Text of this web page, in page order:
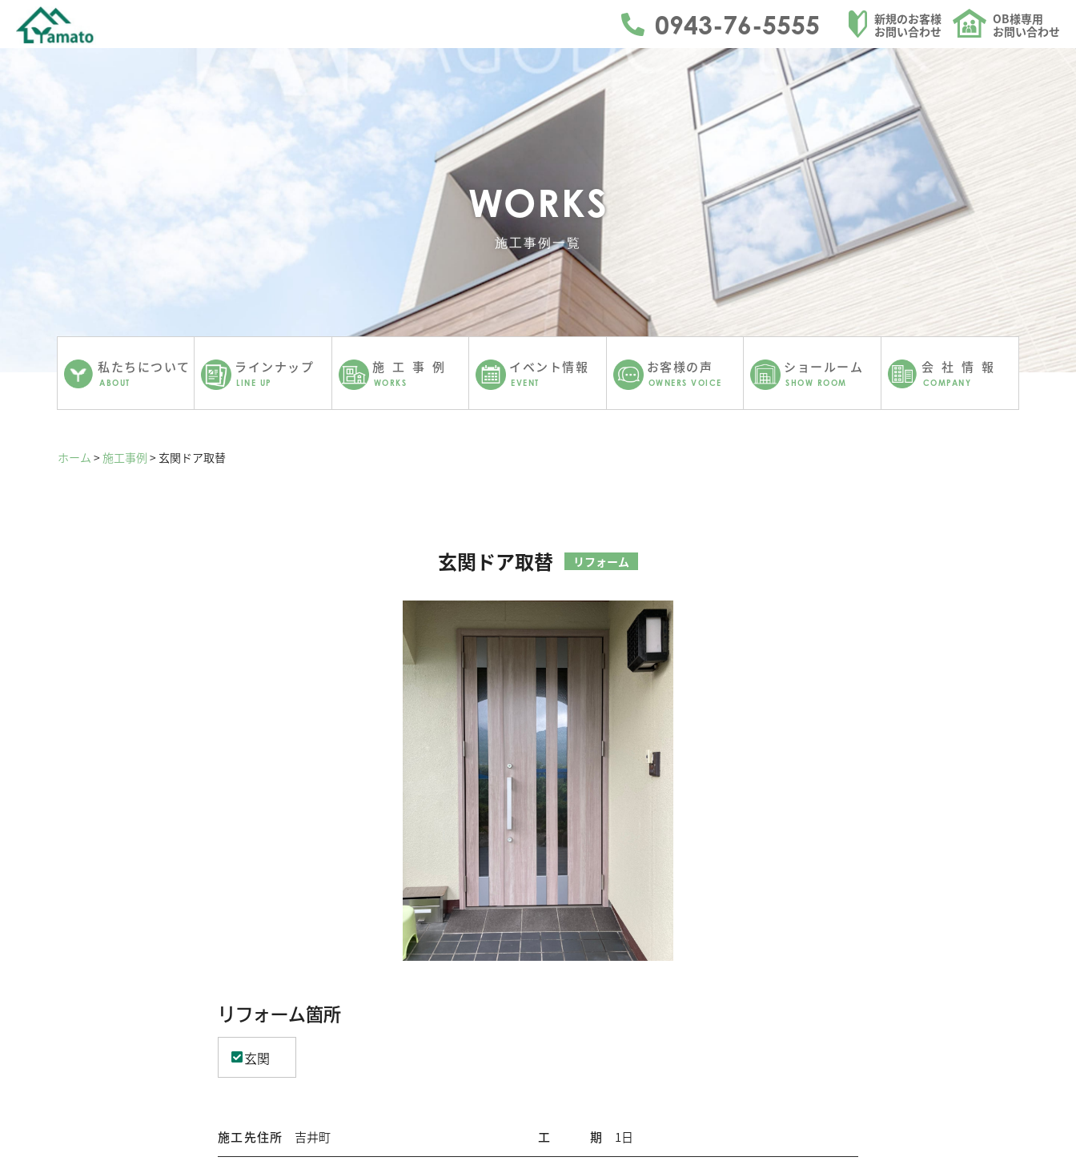
うきは市・久留米市・朝倉市・日田市を中心にリフォームを請け負う大和ハウジングの玄関ドア取替のページ
0943-76-5555
新規のお客様
お問い合わせ
OB様専用
お問い合わせ
私たちについて
ABOUT
ラインナップ
LINE UP
施工事例
WORKS
イベント情報
EVENT
お客様の声
OWNERS VOICE
ショールーム
SHOW ROOM
会社情報
COMPANY
WORKS
施工事例一覧
ホーム > 施工事例 > 玄関ドア取替
玄関ドア取替 リフォーム
リフォーム箇所
玄関
施工先住所 吉井町 工期 1日